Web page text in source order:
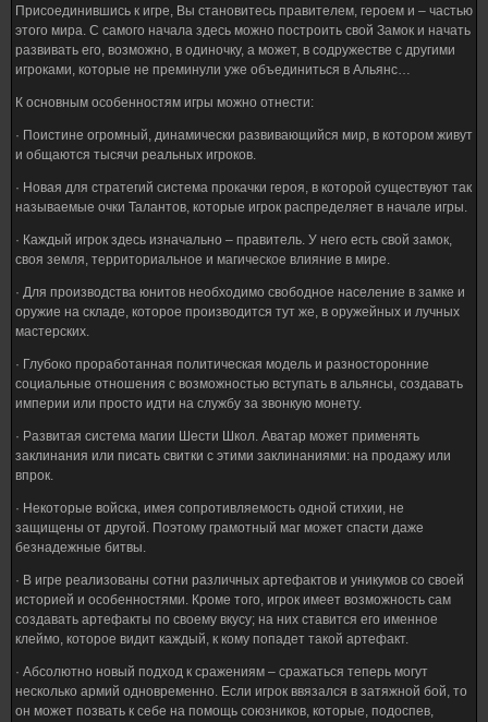
Присоединившись к игре, Вы становитесь правителем, героем и – частью
этого мира. С самого начала здесь можно построить свой Замок и начать
развивать его, возможно, в одиночку, а может, в содружестве с другими
игроками, которые не преминули уже объединиться в Альянс…
К основным особенностям игры можно отнести:
· Поистине огромный, динамически развивающийся мир, в котором живут
и общаются тысячи реальных игроков.
· Новая для стратегий система прокачки героя, в которой существуют так
называемые очки Талантов, которые игрок распределяет в начале игры.
· Каждый игрок здесь изначально – правитель. У него есть свой замок,
своя земля, территориальное и магическое влияние в мире.
· Для производства юнитов необходимо свободное население в замке и
оружие на складе, которое производится тут же, в оружейных и лучных
мастерских.
· Глубоко проработанная политическая модель и разносторонние
социальные отношения с возможностью вступать в альянсы, создавать
империи или просто идти на службу за звонкую монету.
· Развитая система магии Шести Школ. Аватар может применять
заклинания или писать свитки с этими заклинаниями: на продажу или
впрок.
· Некоторые войска, имея сопротивляемость одной стихии, не
защищены от другой. Поэтому грамотный маг может спасти даже
безнадежные битвы.
· В игре реализованы сотни различных артефактов и уникумов со своей
историей и особенностями. Кроме того, игрок имеет возможность сам
создавать артефакты по своему вкусу; на них ставится его именное
клеймо, которое видит каждый, к кому попадет такой артефакт.
· Абсолютно новый подход к сражениям – сражаться теперь могут
несколько армий одновременно. Если игрок ввязался в затяжной бой, то
он может позвать к себе на помощь союзников, которые, подоспев,